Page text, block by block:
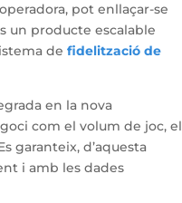
pot enllaçar-se
un producte escalable
defidelització de
en la nova
com el volum de joc, el
garanteix, d’aquesta
i amb les dades